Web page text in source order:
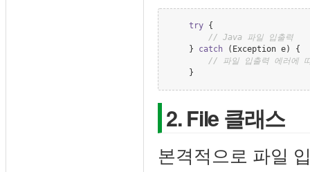
try {
// Java 파일 입출력
    }
catch ( Exception e) {
// 파일 입출력 에러에
    }
2. File 클래스
본격적으로 파일